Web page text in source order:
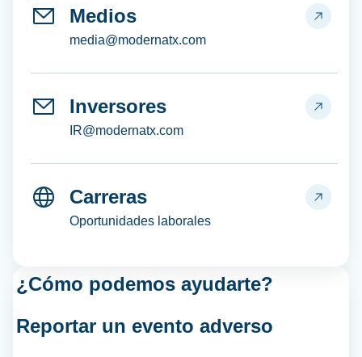
Medios
media@modernatx.com
Inversores
IR@modernatx.com
Carreras
Oportunidades laborales
¿Cómo podemos ayudarte?
Reportar un evento adverso